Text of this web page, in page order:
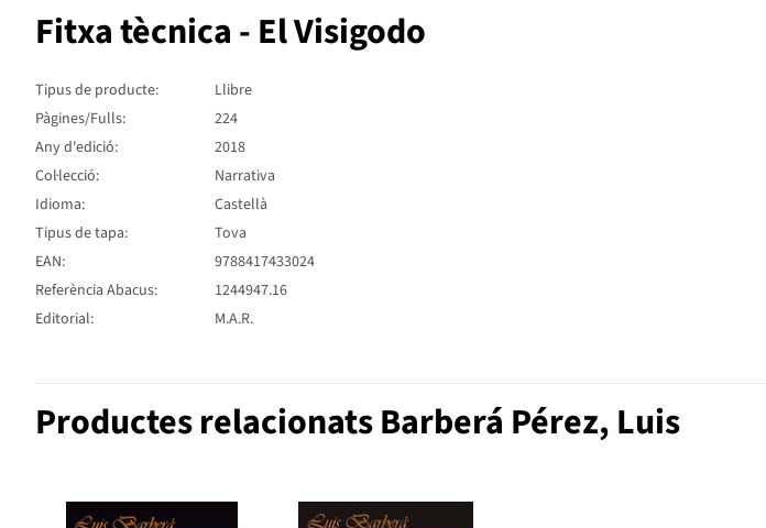
Fitxa tècnica - El Visigodo
Tipus de producte:
Llibre
Pàgines/Fulls:
224
Any d'edició:
2018
Col·lecció:
Narrativa
Idioma:
Castellà
Tipus de tapa:
Tova
EAN:
9788417433024
Referència Abacus:
1244947.16
Editorial:
M.A.R.
Productes relacionats Barberá Pérez, Luis